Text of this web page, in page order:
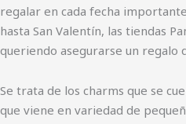
regalar en cada fecha
hasta San Valentín, las tiendas
queriendo asegurarse un regalo
Se trata de los charms que se
que viene en variedad de